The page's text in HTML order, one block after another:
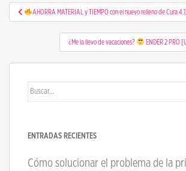
Navegación de entradas
AHORRA MATERIAL y TIEMPO con el nuevo relleno de Cura
¿Me la llevo de vacaciones? ENDER 2 PRO
Buscar:
ENTRADAS RECIENTES
Cómo solucionar el problema de la